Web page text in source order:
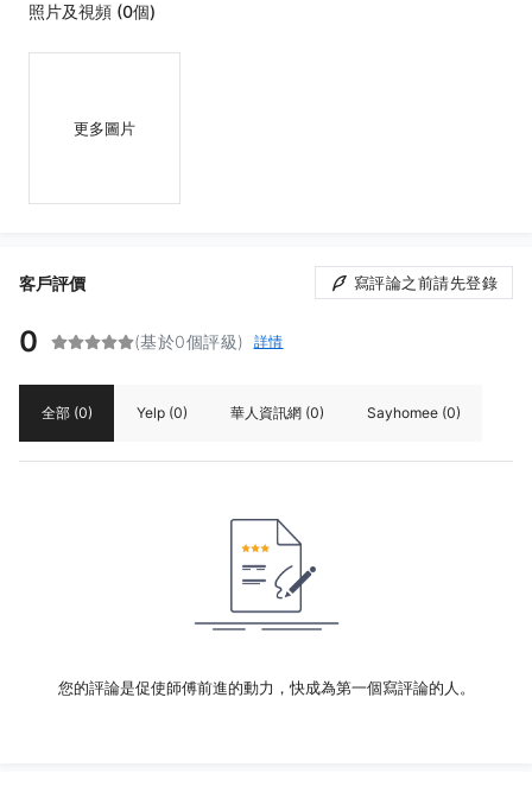
照片及視頻 (0個)
更多圖片
客戶評價 寫評論之前請先登錄
0 (基於0個評級) 詳情
全部 (0) Yelp (0) 華人資訊網 (0) Sayhomee (0)
您的評論是促使師傅前進的動力，快成為第一個寫評論的人。